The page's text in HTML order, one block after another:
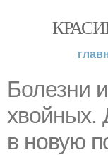
Болезни
хвойных.
в новую